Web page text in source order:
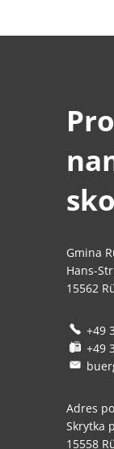
Gmina
Hans-
15562
+49
+49
Adres
Skrytka
15558